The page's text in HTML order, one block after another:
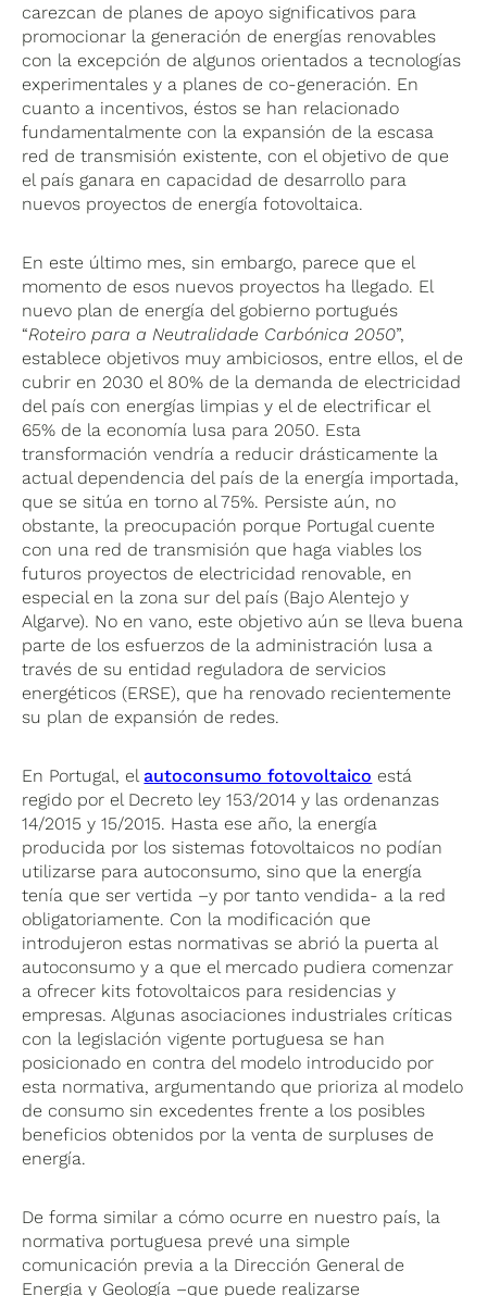
carezcan de planes de apoyo significativos para
promocionar la generación de energías renovables
con la excepción de algunos orientados a tecnologías
experimentales y a planes de co-generación. En
cuanto a incentivos, éstos se han relacionado
fundamentalmente con la expansión de la escasa
red de transmisión existente, con el objetivo de que
el país ganara en capacidad de desarrollo para
nuevos proyectos de energía fotovoltaica.
En este último mes, sin embargo, parece que el
momento de esos nuevos proyectos ha llegado. El
nuevo plan de energía del gobierno portugués
“Roteiro para a Neutralidade Carbónica 2050”,
establece objetivos muy ambiciosos, entre ellos, el de
cubrir en 2030 el 80% de la demanda de electricidad
del país con energías limpias y el de electrificar el
65% de la economía lusa para 2050. Esta
transformación vendría a reducir drásticamente la
actual dependencia del país de la energía importada,
que se sitúa en torno al 75%. Persiste aún, no
obstante, la preocupación porque Portugal cuente
con una red de transmisión que haga viables los
futuros proyectos de electricidad renovable, en
especial en la zona sur del país (Bajo Alentejo y
Algarve). No en vano, este objetivo aún se lleva buena
parte de los esfuerzos de la administración lusa a
través de su entidad reguladora de servicios
energéticos (ERSE), que ha renovado recientemente
su plan de expansión de redes.
En Portugal, el autoconsumo fotovoltaico está
regido por el Decreto ley 153/2014 y las ordenanzas
14/2015 y 15/2015. Hasta ese año, la energía
producida por los sistemas fotovoltaicos no podían
utilizarse para autoconsumo, sino que la energía
tenía que ser vertida –y por tanto vendida- a la red
obligatoriamente. Con la modificación que
introdujeron estas normativas se abrió la puerta al
autoconsumo y a que el mercado pudiera comenzar
a ofrecer kits fotovoltaicos para residencias y
empresas. Algunas asociaciones industriales críticas
con la legislación vigente portuguesa se han
posicionado en contra del modelo introducido por
esta normativa, argumentando que prioriza al modelo
de consumo sin excedentes frente a los posibles
beneficios obtenidos por la venta de surpluses de
energía.
De forma similar a cómo ocurre en nuestro país, la
normativa portuguesa prevé una simple
comunicación previa a la Dirección General de
Energia y Geología –que puede realizarse